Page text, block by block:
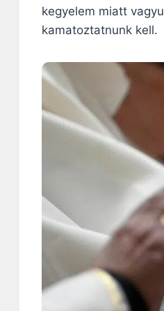
kegyelem miatt
kamatoztatnunk kell.